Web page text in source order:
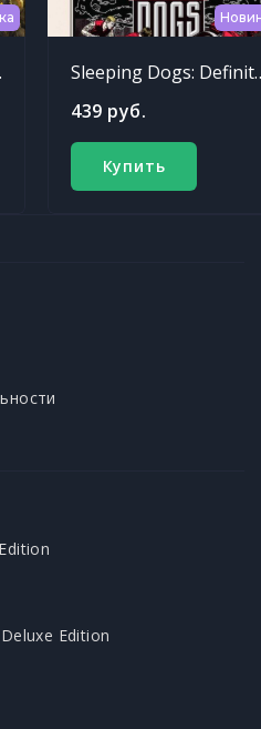
Sleeping
439 руб.
Купить
Edition